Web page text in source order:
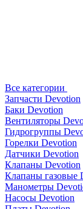
Все категории
Запчасти Devotion
Баки Devotion
Вентиляторы
Гидрогруппы
Горелки Devotion
Датчики Devotion
Клапаны Devotion
Клапаны газовые
Манометры
Насосы Devotion